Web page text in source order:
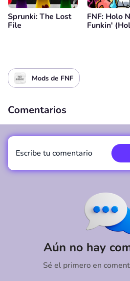
Sprunki: The Lost
File
FNF: Holo
Funkin'
Mods de FNF
Comentarios
Aún no hay
Sé el primero en
Escribe tu comentario